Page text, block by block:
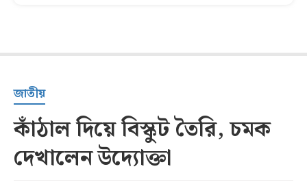
জাতীয়
কাঁঠাল দিয়ে বিস্কুট তৈরি, চমক
দেখালেন উদ্যোক্তা